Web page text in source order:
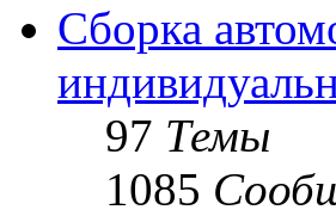
Сборка
97 Темы
1085